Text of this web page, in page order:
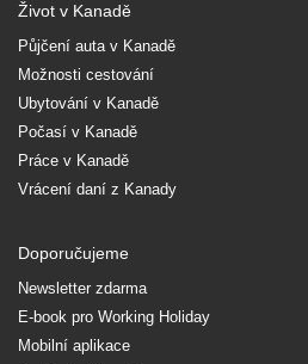
Život v Kanadě
Půjčení auta v Kanadě
Možnosti cestování
Ubytování v Kanadě
Počasí v Kanadě
Práce v Kanadě
Vrácení daní z Kanady
Doporučujeme
Newsletter zdarma
E-book pro Working Holiday
Mobilní aplikace